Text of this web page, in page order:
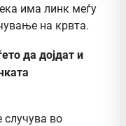
има линк меѓу
на крвта.
да дојдат и
случува во